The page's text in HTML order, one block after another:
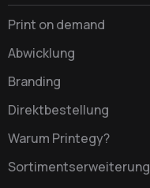
Print on demand
Abwicklung
Branding
Direktbestellung
Warum Printegy?
Sortimentserweiterung